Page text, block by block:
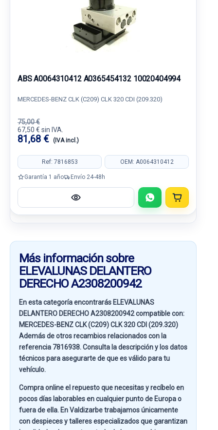
ABS A0064310412 A0365454132 10020404994
MERCEDES-BENZ CLK (C209) CLK 320 CDI (209.320)
75,00 €
67,50 € sin IVA.
81,68 € (IVA incl.)
Ref: 7816853 OEM: A0064310412
Garantía 1 año Envío 24-48h
Más información sobre
ELEVALUNAS DELANTERO
DERECHO A2308200942
En esta categoría encontrarás ELEVALUNAS
DELANTERO DERECHO A2308200942 compatible con:
MERCEDES-BENZ CLK (C209) CLK 320 CDI (209.320)
Además de otros recambios relacionados con la
referencia 7816938. Consulta la descripción y los datos
técnicos para asegurarte de que es válido para tu
vehículo.
Compra online el repuesto que necesitas y recíbelo en
pocos días laborables en cualquier punto de Europa o
fuera de ella. EnValdizarbetrabajamos únicamente
con despieces y talleres especializados que garantizan